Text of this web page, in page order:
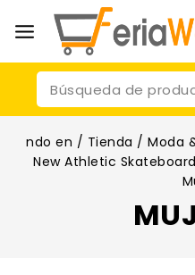
ndo en / Tienda / Moda
New Athletic